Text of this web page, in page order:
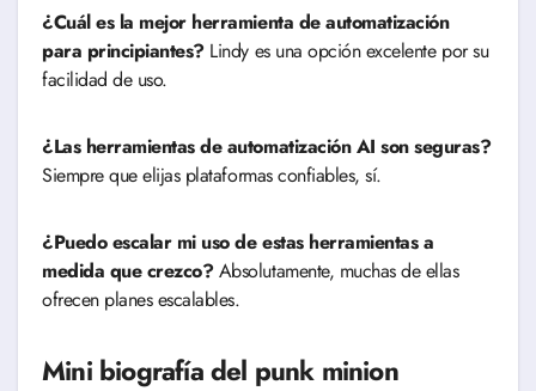
¿Cuál es la mejor herramienta de automatización
para principiantes?Lindy es una opción excelente por su
facilidad de uso.
¿Las herramientas de automatización AI son seguras?
Siempre que elijas plataformas confiables, sí.
¿Puedo escalar mi uso de estas herramientas a
medida que crezco?Absolutamente, muchas de ellas
ofrecen planes escalables.
Mini biografía del punk minion